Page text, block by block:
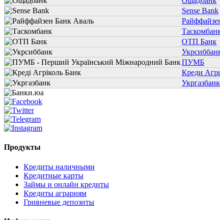
Sense Bank
ОТП Банк
ПУМБ
Креди
Укргазбанк
Продукты
Кредиты наличными
Кредитные карты
Займы и онлайн кредиты
Кредиты аграриям
Гривневые депозиты